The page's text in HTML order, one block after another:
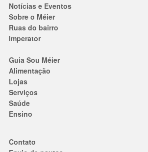
Notícias e Eventos
Sobre o Méier
Ruas do bairro
Imperator
Guia Sou Méier
Alimentação
Lojas
Serviços
Saúde
Ensino
Contato